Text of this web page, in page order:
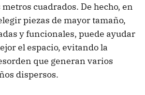
cuadrados. De hecho, en
piezas de mayor tamaño,
y funcionales, puede ayudar
el espacio, evitando la
que generan varios
dispersos.